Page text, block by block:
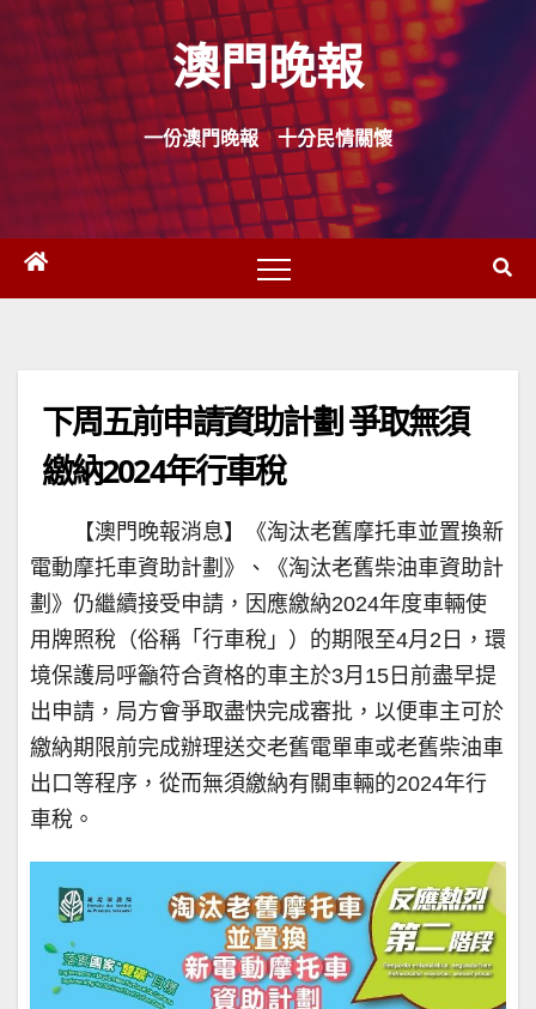
Skip
content
澳門晚報
一份澳門晚報 十分民情關懷
下周五前申請資助計劃 爭取無須
繳納2024年行車稅
【澳門晚報消息】《淘汰老舊摩托車並置換新
電動摩托車資助計劃》、《淘汰老舊柴油車資助計
劃》仍繼續接受申請，因應繳納2024年度車輛使
用牌照稅（俗稱「行車稅」）的期限至4月2日，環
境保護局呼籲符合資格的車主於3月15日前盡早提
出申請，局方會爭取盡快完成審批，以便車主可於
繳納期限前完成辦理送交老舊電單車或老舊柴油車
出口等程序，從而無須繳納有關車輛的2024年行
車稅。